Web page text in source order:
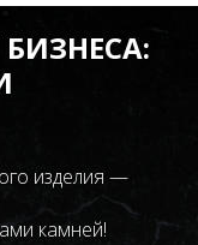
изделия —
камней!